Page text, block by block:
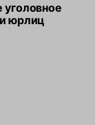
юрлиц